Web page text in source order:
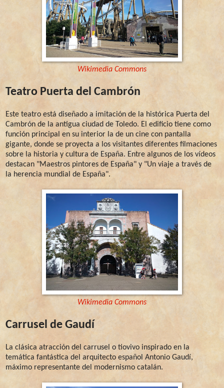
Wikimedia Commons
Teatro Puerta del Cambrón
Este teatro está diseñado a imitación de la histórica Puerta del
Cambrón de la antigua ciudad de Toledo. El edificio tiene como
función principal en su interior la de un cine con pantalla
gigante, donde se proyecta a los visitantes diferentes filmaciones
sobre la historia y cultura de España. Entre algunos de los vídeos
destacan "Maestros pintores de España" y "Un viaje a través de
la herencia mundial de España".
Wikimedia Commons
Carrusel de Gaudí
La clásica atracción del carrusel o tiovivo inspirado en la
temática fantástica del arquitecto español Antonio Gaudí,
máximo representante del modernismo catalán.